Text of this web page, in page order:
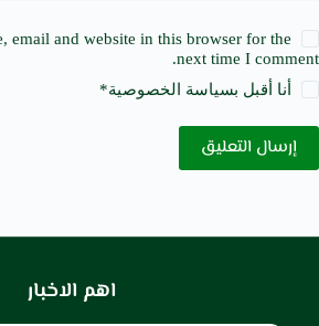
email and website in this browser for the
next time I comment.
أنا أقبل بسياسة الخصوصية*
إرسال التعليق
اهم الاخبار